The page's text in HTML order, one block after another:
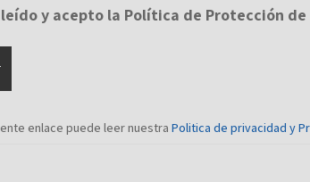
leído y acepto la Política de Protección
enlace puede leer nuestraPolitica de privacidad y